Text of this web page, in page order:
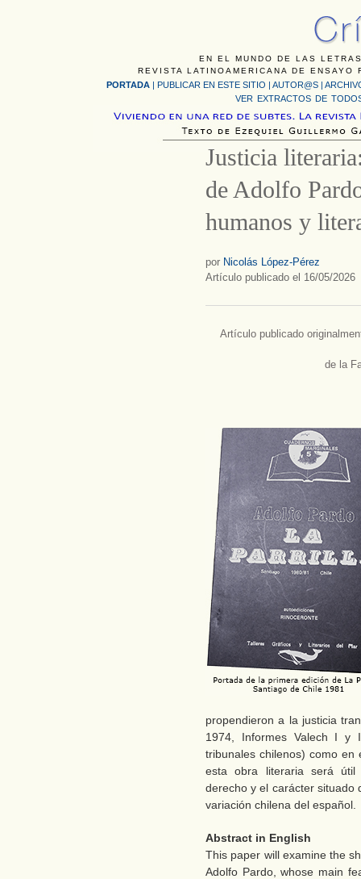
EN EL MUNDO DE LAS
REVISTA LATINOAMERICANA DE
PORTADA | PUBLICAR EN ESTE SITIO | AUTOR@S |
VER EXTRACTOS DE
Justicia
de Adolfo
humanos y
por Nicolás López-Pérez
Artículo publicado el 16/05/2026
Artículo publicado
de la
propendieron a la justicia
1974, Informes Valech I y
tribunales chilenos) como
esta obra literaria será útil
derecho y el carácter situado
variación chilena del español.
Abstract in English
This paper will examine the
Adolfo Pardo, whose main